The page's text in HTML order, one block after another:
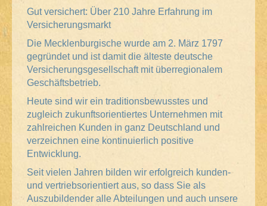
Gut versichert: Über 210 Jahre Erfahrung im
Versicherungsmarkt
Die Mecklenburgische wurde am 2. März 1797
gegründet und ist damit die älteste deutsche
Versicherungsgesellschaft mit überregionalem
Geschäftsbetrieb.
Heute sind wir ein traditionsbewusstes und
zugleich zukunftsorientiertes Unternehmen mit
zahlreichen Kunden in ganz Deutschland und
verzeichnen eine kontinuierlich positive
Entwicklung.
Seit vielen Jahren bilden wir erfolgreich kunden-
und vertriebsorientiert aus, so dass Sie als
Auszubildender alle Abteilungen und auch unsere